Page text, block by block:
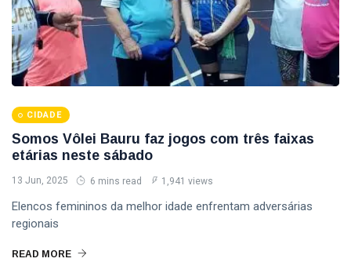
CIDADE
Somos Vôlei Bauru faz jogos com três faixas
etárias neste sábado
13 Jun, 2025 6 mins read 1,941 views
Elencos femininos da melhor idade enfrentam adversárias
regionais
READ MORE